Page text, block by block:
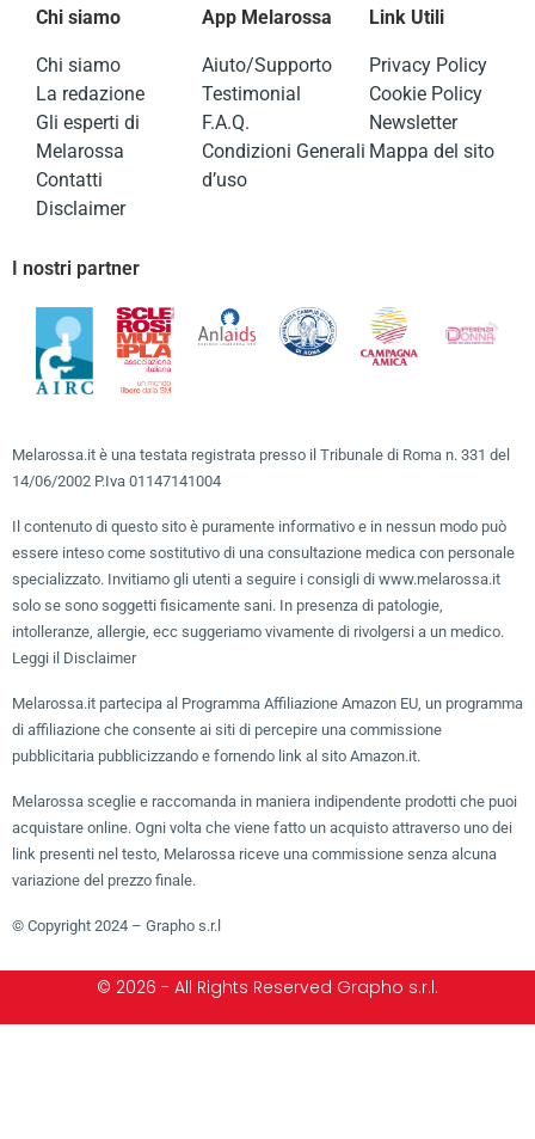
Chi siamo
Chi siamo
La redazione
Gli esperti di
Melarossa
Contatti
Disclaimer
App Melarossa
Aiuto/Supporto
Testimonial
F.A.Q.
Condizioni Generali
d’uso
Link Utili
Privacy Policy
Cookie Policy
Newsletter
Mappa del sito
I nostri partner
Melarossa.it è una testata registrata presso il Tribunale di Roma n. 331 del
14/06/2002 P.Iva 01147141004
Il contenuto di questo sito è puramente informativo e in nessun modo può
essere inteso come sostitutivo di una consultazione medica con personale
specializzato. Invitiamo gli utenti a seguire i consigli di www.melarossa.it
solo se sono soggetti fisicamente sani. In presenza di patologie,
intolleranze, allergie, ecc suggeriamo vivamente di rivolgersi a un medico.
Leggi il Disclaimer
Melarossa.it partecipa al Programma Affiliazione Amazon EU, un programma
di affiliazione che consente ai siti di percepire una commissione
pubblicitaria pubblicizzando e fornendo link al sito Amazon.it.
Melarossa sceglie e raccomanda in maniera indipendente prodotti che puoi
acquistare online. Ogni volta che viene fatto un acquisto attraverso uno dei
link presenti nel testo, Melarossa riceve una commissione senza alcuna
variazione del prezzo finale.
© Copyright 2024 – Grapho s.r.l
© 2026 - All Rights Reserved Grapho s.r.l.